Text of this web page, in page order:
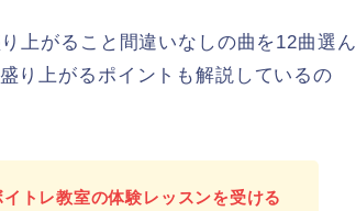
上がること間違いなしの曲を12曲選ん
り上がるポイントも解説しているの
イトレ教室の体験レッスンを受ける